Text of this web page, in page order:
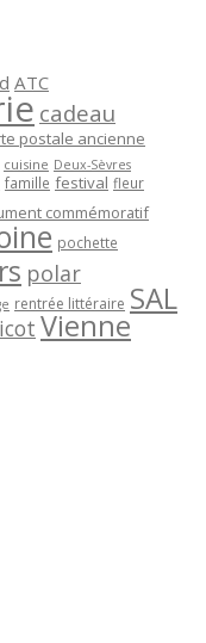
ATC
cadeau
postale ancienne
cuisine Deux-Sèvres
famille festival fleur
commémoratif
pochette
polar
rentrée littéraire SAL
Vienne